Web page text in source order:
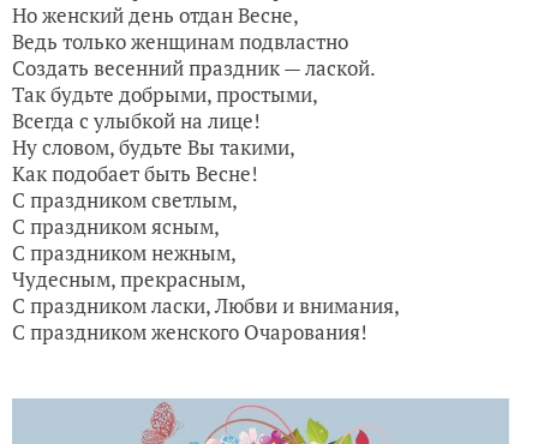
Но женский день отдан Весне,
Ведь только женщинам подвластно
Создать весенний праздник — лаской.
Так будьте добрыми, простыми,
Всегда с улыбкой на лице!
Ну словом, будьте Вы такими,
Как подобает быть Весне!
С праздником светлым,
С праздником ясным,
С праздником нежным,
Чудесным, прекрасным,
С праздником ласки, Любви и внимания,
С праздником женского Очарования!